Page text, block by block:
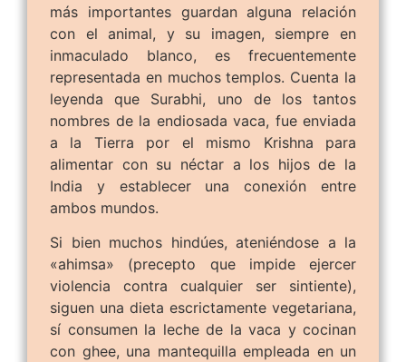
más importantes guardan alguna relación
con el animal, y su imagen, siempre en
inmaculado blanco, es frecuentemente
representada en muchos templos. Cuenta la
leyenda que Surabhi, uno de los tantos
nombres de la endiosada vaca, fue enviada
a la Tierra por el mismo Krishna para
alimentar con su néctar a los hijos de la
India y establecer una conexión entre
ambos mundos.
Si bien muchos hindúes, ateniéndose a la
«ahimsa» (precepto que impide ejercer
violencia contra cualquier ser sintiente),
siguen una dieta escrictamente vegetariana,
sí consumen la leche de la vaca y cocinan
con ghee, una mantequilla empleada en un